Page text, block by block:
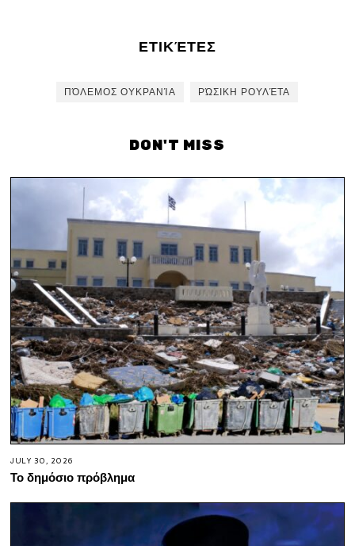
ΕΤΙΚΈΤΕΣ
ΠΌΛΕΜΟΣ ΟΥΚΡΑΝΊΑ ΡΏΣΙΚΗ ΡΟΥΛΈΤΑ
DON'T MISS
JULY 30, 2026
Το δημόσιο πρόβλημα